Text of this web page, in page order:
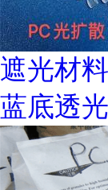
遮光材
蓝底透